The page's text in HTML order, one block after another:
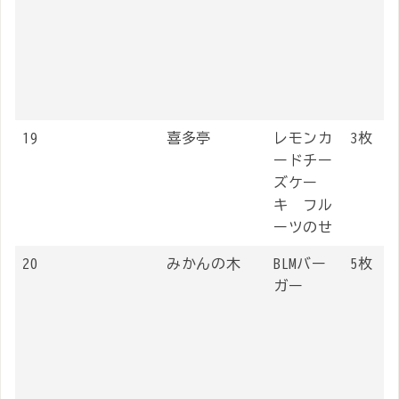
19 喜多亭
レモンカ
ードチー
ズケー
キ フル
ーツのせ
3枚
20 みかんの木
BLMバー
ガー
5枚